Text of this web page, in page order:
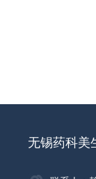
无锡药科美